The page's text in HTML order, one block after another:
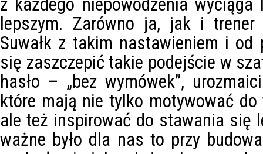
z każdego niepowodzenia
lepszym. Zarówno ja, jak i trener
Suwałk z takim nastawieniem i od
się zaszczepić takie podejście w
hasło – „bez wymówek”,
które mają nie tylko motywować
ale też inspirować do stawania się
ważne było dla nas to przy